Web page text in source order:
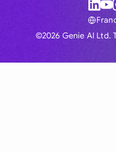
©2026 Genie AI Ltd.
Global